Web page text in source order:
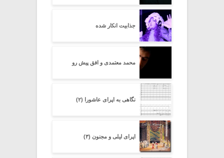
جذابیت انکار شده
محمد معتمدی و افق پیش رو
نگاهی به اپرای عاشورا (۲)
اپرای لیلی و مجنون (۳)